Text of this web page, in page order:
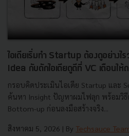
ไอเดียเริ่มทำ Startup ต้องดูอย่างไ
Idea กับดักไอเดียดูดีที่ VC เตือนให้
กรอบคิดประเมินไอเดีย Startup และ
ค้นหา Insight ปัญหาผมไฟลุก พร้อมวิ
Bottom-up ก่อนลงมือสร้างจริง...
สิงหาคม 5, 2026 | By Techsauce